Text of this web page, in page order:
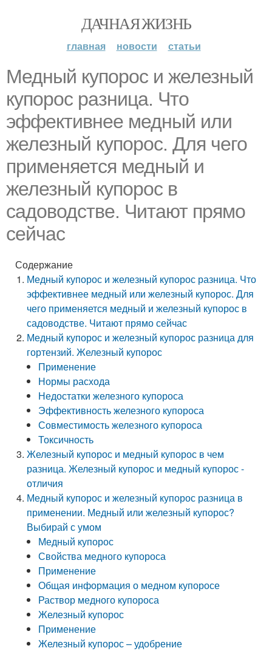
ДАЧНАЯ ЖИЗНЬ
главная новости статьи
Медный купорос и железный
купорос разница. Что
эффективнее медный или
железный купорос. Для чего
применяется медный и
железный купорос в
садоводстве. Читают прямо
сейчас
Содержание
Медный купорос и железный купорос разница. Что
эффективнее медный или железный купорос. Для
чего применяется медный и железный купорос в
садоводстве. Читают прямо сейчас
Медный купорос и железный купорос разница для
гортензий. Железный купорос
Применение
Нормы расхода
Недостатки железного купороса
Эффективность железного купороса
Совместимость железного купороса
Токсичность
Железный купорос и медный купорос в чем
разница. Железный купорос и медный купорос -
отличия
Медный купорос и железный купорос разница в
применении. Медный или железный купорос?
Выбирай с умом
Медный купорос
Свойства медного купороса
Применение
Общая информация о медном купоросе
Раствор медного купороса
Железный купорос
Применение
Железный купорос – удобрение